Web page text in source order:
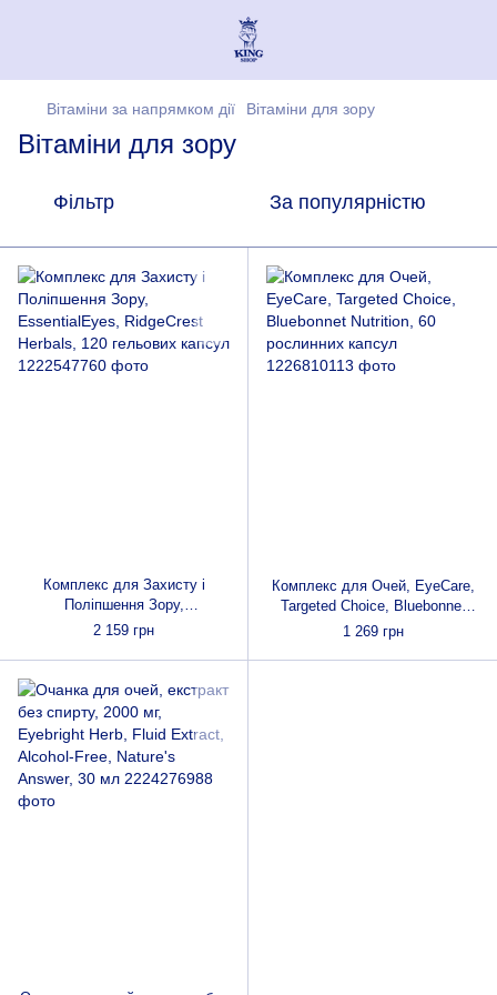
Вітаміни за напрямком дії Вітаміни для зору
Вітаміни для зору
Фільтр За популярністю
Комплекс для Захисту і
Поліпшення Зору,
EssentialEyes, RidgeCrest
Herbals, 120 гельових капсул
2 159 грн
Комплекс для Очей, EyeCare,
Targeted Choice, Bluebonnet
Nutrition, 60 рослинних капсул
1 269 грн